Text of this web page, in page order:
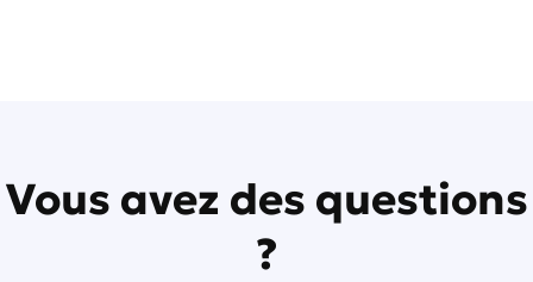
Vous avez des questions
?